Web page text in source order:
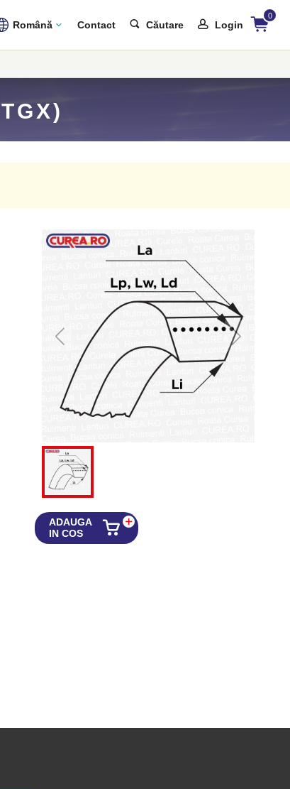
Română Contact Căutare Login
0
ADAUGA
IN COS